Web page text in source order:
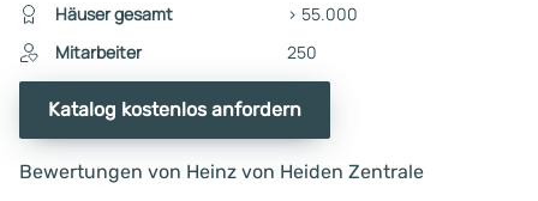
Häuser gesamt
> 55.000
Mitarbeiter
250
Katalog kostenlos anfordern
Bewertungen von Heinz von Heiden Zentrale